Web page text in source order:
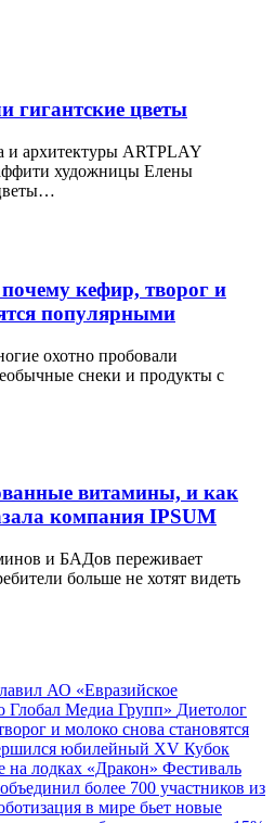
гигантские цветы
и архитектуры ARTPLAY
художницы Елены
кефир, творог и
популярными
охотно пробовали
снеки и продукты с
витамины, и как
компания IPSUM
и БАДов переживает
больше не хотят видеть
АО «Евразийское
Глобал Медиа Групп» Диетолог
и молоко снова становятся
юбилейный XV Кубок
на лодках «Дракон» Фестиваль
более 700 участников из
в мире бьет новые